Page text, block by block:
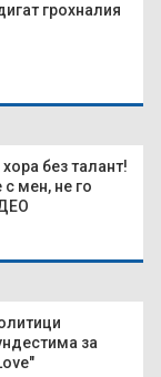
грохналия
без талант!
мен, не го
за